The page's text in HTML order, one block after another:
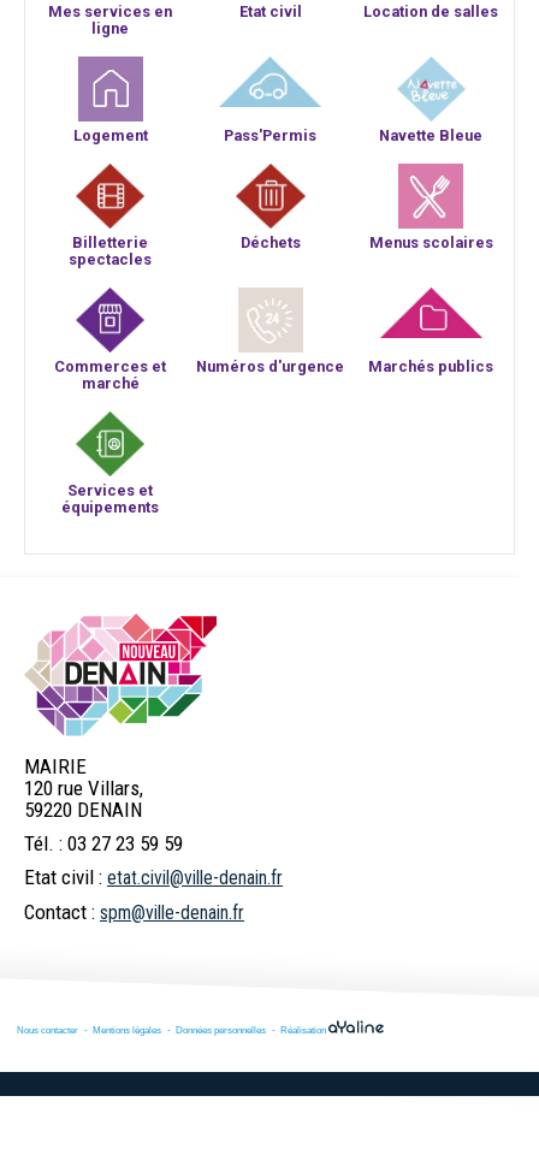
Mes services en
ligne
Etat civil Location de salles
Logement Pass'Permis Navette Bleue
Billetterie
spectacles
Déchets Menus scolaires
Commerces et
marché
Numéros d'urgence Marchés publics
Services et
équipements
MAIRIE
120 rue Villars,
59220 DENAIN
Tél. : 03 27 23 59 59
Etat civil : etat.civil@ville-denain.fr
Contact : spm@ville-denain.fr
Nous contacter Mentions légales Données personnelles Réalisation